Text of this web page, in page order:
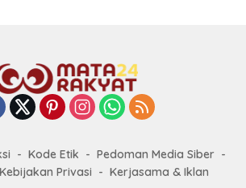
Kode Etik
Pedoman Media Siber
Kebijakan Privasi
Kerjasama & Iklan